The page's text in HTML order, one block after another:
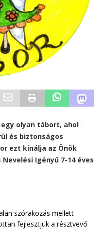
olyan tábort, ahol
és biztonságos
ezt kínálja az Önök
Nevelési Igényű 7-14 éves
szórakozás mellett
fejlesztjük a résztvevő